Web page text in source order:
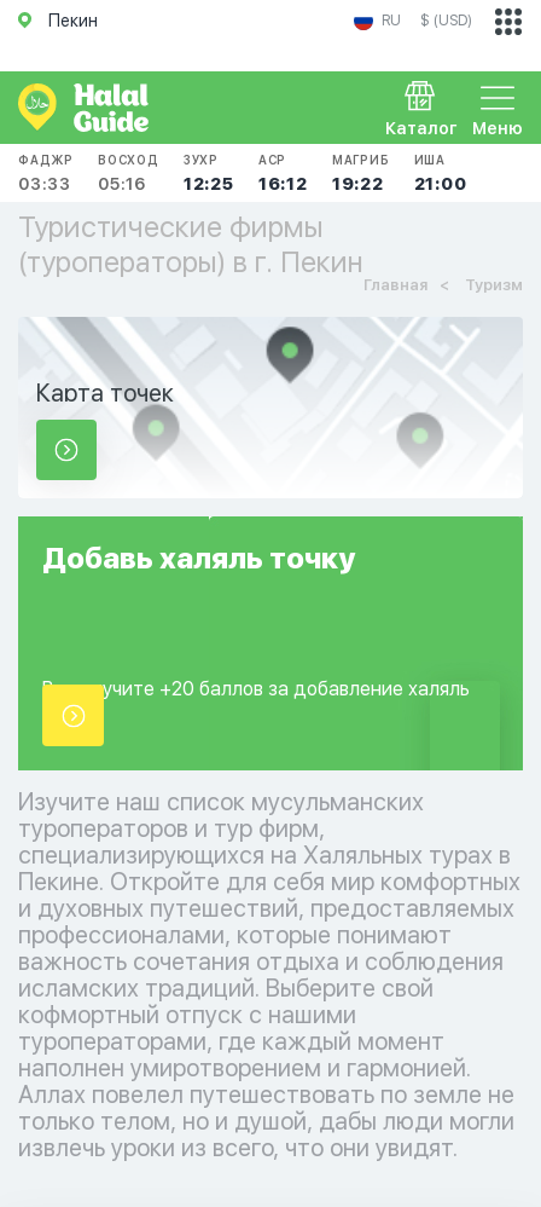
Пекин RU $ (USD)
Меню
Каталог
ФАДЖР
03:33
ВОСХОД
05:16
ЗУХР
12:25
АСР
16:12
МАГРИБ
19:22
ИША
21:00
Туристические фирмы
(туроператоры) в г. Пекин
Главная Туризм
Карта точек
Добавь халяль точку
Вы получите +20 баллов за добавление халяль
точки.
Изучите наш список мусульманских
туроператоров и тур фирм,
специализирующихся на Халяльных турах в
Пекине. Откройте для себя мир комфортных
и духовных путешествий, предоставляемых
профессионалами, которые понимают
важность сочетания отдыха и соблюдения
исламских традиций. Выберите свой
кофмортный отпуск с нашими
туроператорами, где каждый момент
наполнен умиротворением и гармонией.
Аллах повелел путешествовать по земле не
только телом, но и душой, дабы люди могли
извлечь уроки из всего, что они увидят.